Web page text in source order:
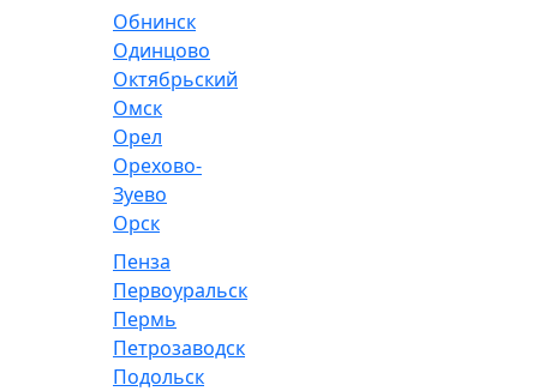
Обнинск
Одинцово
Октябрьский
Омск
Орел
Орехово-
Зуево
Орск
Пенза
Первоуральск
Пермь
Петрозаводск
Подольск